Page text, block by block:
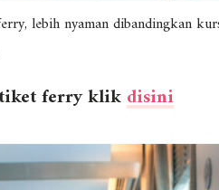
lebih nyaman dibandingkan
ferry klikdisini